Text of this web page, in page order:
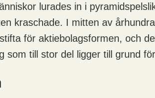
lurades in i
kraschade. I mitten av
för aktiebolagsformen, och
som till stor del ligger till grund